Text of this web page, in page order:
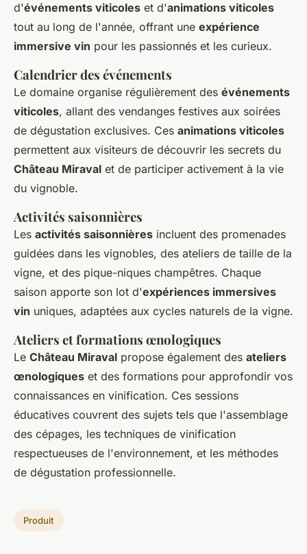
d'événements viticoles et d'animations viticoles
tout au long de l'année, offrant une expérience
immersive vin pour les passionnés et les curieux.
Calendrier des événements
Le domaine organise régulièrement des événements
viticoles, allant des vendanges festives aux soirées
de dégustation exclusives. Ces animations viticoles
permettent aux visiteurs de découvrir les secrets du
Château Miraval et de participer activement à la vie
du vignoble.
Activités saisonnières
Les activités saisonnières incluent des promenades
guidées dans les vignobles, des ateliers de taille de la
vigne, et des pique-niques champêtres. Chaque
saison apporte son lot d'expériences immersives
vin uniques, adaptées aux cycles naturels de la vigne.
Ateliers et formations œnologiques
Le Château Miraval propose également des ateliers
œnologiques et des formations pour approfondir vos
connaissances en vinification. Ces sessions
éducatives couvrent des sujets tels que l'assemblage
des cépages, les techniques de vinification
respectueuses de l'environnement, et les méthodes
de dégustation professionnelle.
Produit